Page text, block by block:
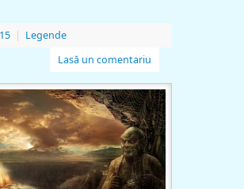
| Legende
Lasă un comentariu